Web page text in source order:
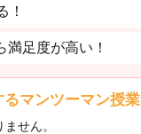
！
足度が高い！
マンツーマン授業
せん。